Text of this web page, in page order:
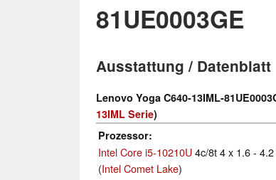
81UE0003GE
Ausstattung / Datenblatt
Lenovo Yoga C640-13IML-
13IML Serie)
Prozessor
Intel Core i5-10210U4c/8t 4 x 1.6 -
(Intel Comet Lake)